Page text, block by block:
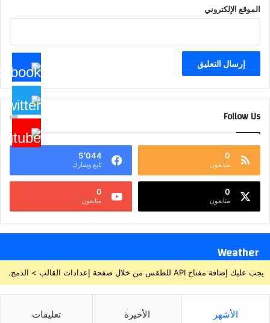
الموقع الإلكتروني
Follow Us
0
متابعون
5٬044
تابع وشارك
0
متابعون
0
متابعون
Weather
يجب عليك إضافة مفتاح API للطقس من خلال صفحة إعدادات القالب > الدمج.
الأشهر الأخيرة تعليقات